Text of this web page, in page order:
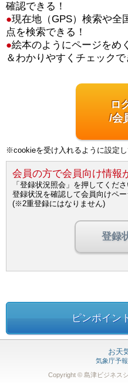
確認できる！
●現在地（GPS）検索や全
点を検索できる！
●絵本のようにページをめ
＆わかりやすくチェックで
ロ
/会
※cookieを受け入れるように設定し
会員の方で会員向け情報
「登録状況照会」を押してくださ
登録状況を確認して会員向けペー
(※2重登録にはなりません)
登録
ピンポイン
お天
気象庁予
Copyright © 島津ビジネス